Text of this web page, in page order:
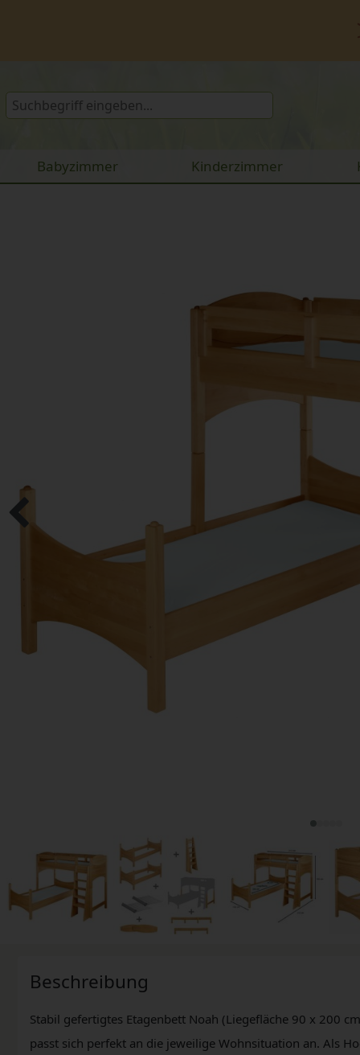
Babyzimmer Kinderzimmer
Beschreibung
Stabil gefertigtes Etagenbett Noah (Liegefläche 90 x 200
passt sich perfekt an die jeweilige Wohnsituation an. Als